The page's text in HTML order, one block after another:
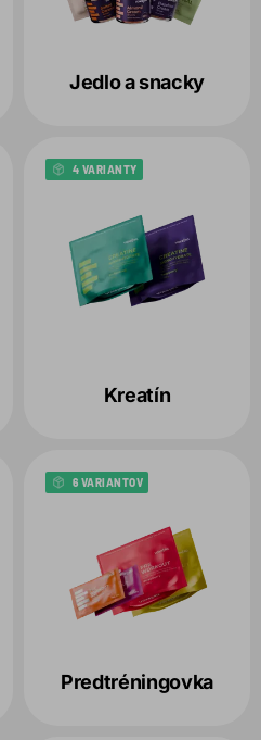
Jedlo a snacky
Kreatín
4 VARIANTY
Predtréningovka
6 VARIANTOV